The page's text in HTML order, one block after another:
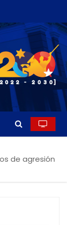
de agresión